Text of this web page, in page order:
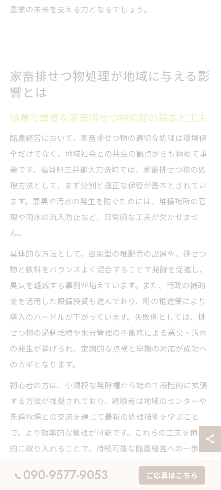
農業の未来を支える力となるでしょう。
家畜排せつ物処理が地域に与える影
響とは
酪農で重要な家畜排せつ物処理の基本と工夫
酪農経営において、家畜排せつ物の適切な処理は環境保
全だけでなく、地域社会との共生の観点からも極めて重
要です。福岡県三井郡大刀洗町では、家畜排せつ物の処
理方法として、まず分別と適正な保管が基本とされてい
ます。悪臭や汚水の発生を防ぐためには、堆積場所の管
理や雨水の流入防止など、日常的な工夫が欠かせませ
ん。
具体的な方法として、密閉型の堆肥舎の設置や、排せつ
物と敷料をバランスよく混合することで発酵を促進し、
臭気を軽減する事例が増えています。また、行政の補助
金を活用した設備投資も進んでおり、町の推進策により
導入のハードルが下がっています。失敗例としては、排
せつ物の過剰堆積や水分管理の不徹底による悪臭・汚水
の発生が挙げられ、定期的な点検と早期の対応が成功へ
のカギとなります。
初心者の方は、小規模な発酵槽から始めて段階的に拡張
する方法が推奨されており、経験者は地域のセンターや
先進牧場との交流を通じて最新の処理技術を学ぶこと
で、より効率的な管理が可能です。これらの工夫を積極
的に取り入れることで、持続可能な酪農経営への一歩を
090-9577-9053 ご応募はこちら